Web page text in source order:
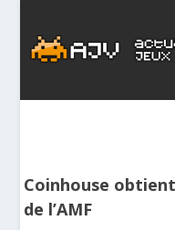
Coinhouse
de l’AMF